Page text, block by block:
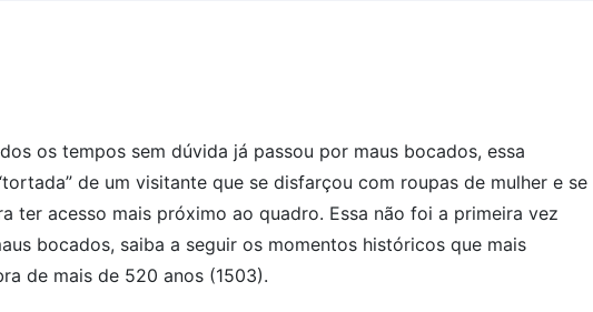
os tempos sem dúvida já passou por maus bocados, essa
de um visitante que se disfarçou com roupas de mulher e se
ter acesso mais próximo ao quadro. Essa não foi a primeira vez
bocados, saiba a seguir os momentos históricos que mais
de mais de 520 anos (1503).